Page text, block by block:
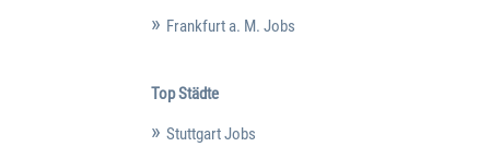
Frankfurt a. M. Jobs
Top Städte
Stuttgart Jobs